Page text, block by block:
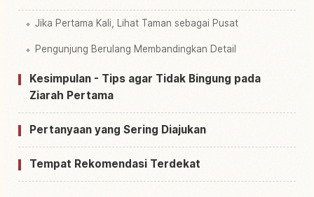
Jika Pertama Kali, Lihat Taman sebagai Pusat
Pengunjung Berulang Membandingkan Detail
Kesimpulan - Tips agar Tidak Bingung pada
Ziarah Pertama
Pertanyaan yang Sering Diajukan
Tempat Rekomendasi Terdekat